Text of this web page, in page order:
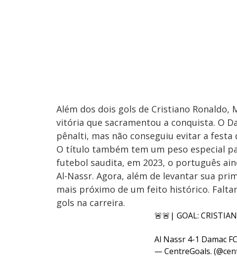
Além dos dois gols de Cristiano Ronaldo,
vitória que sacramentou a conquista. O
pênalti, mas não conseguiu evitar a festa
O título também tem um peso especial
futebol saudita, em 2023, o português
Al-Nassr. Agora, além de levantar sua
mais próximo de um feito histórico.
gols na carreira.
🚨🚨| GOAL:
Al Nassr 4-1 Damac FC
— CentreGoals.